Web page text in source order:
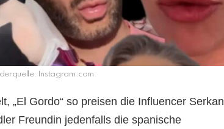
Instagram.com
„El Gordo“ so preisen die Influencer Serkan
Freundin jedenfalls die spanische